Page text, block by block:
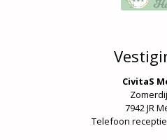
CivitaS
7942 JR
Telefoon